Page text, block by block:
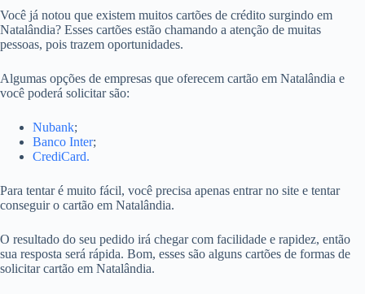
Você já notou que existem muitos cartões de crédito surgindo em
Natalândia? Esses cartões estão chamando a atenção de muitas
pessoas, pois trazem oportunidades.
Algumas opções de empresas que oferecem cartão em Natalândia e
você poderá solicitar são:
Nubank;
Banco Inter;
CrediCard.
Para tentar é muito fácil, você precisa apenas entrar no site e tentar
conseguir o cartão em Natalândia.
O resultado do seu pedido irá chegar com facilidade e rapidez, então
sua resposta será rápida. Bom, esses são alguns cartões de formas de
solicitar cartão em Natalândia.